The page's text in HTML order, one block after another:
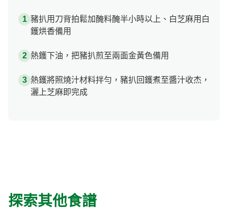
豬扒用刀背拍鬆加醃料醃半小時以上、白芝麻用白
鑊烘香備用
熱鑊下油，把豬扒煎至兩面金黃色備用
熱鑊將照燒汁材料拌勻，豬扒回鑊煮至醬汁收杰，
灑上芝麻即完成
探索其他食譜